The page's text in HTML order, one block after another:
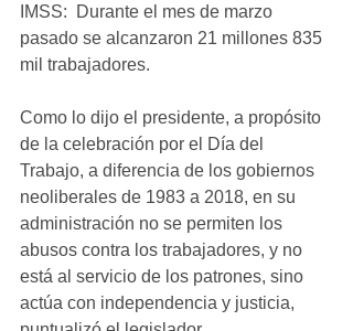
IMSS:  Durante el mes de marzo
pasado se alcanzaron 21 millones 835
mil trabajadores.
Como lo dijo el presidente, a propósito
de la celebración por el Día del
Trabajo, a diferencia de los gobiernos
neoliberales de 1983 a 2018, en su
administración no se permiten los
abusos contra los trabajadores, y no
está al servicio de los patrones, sino
actúa con independencia y justicia,